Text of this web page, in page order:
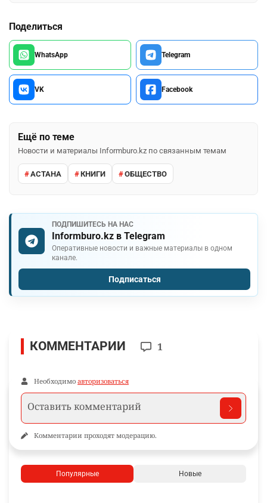
Поделиться
WhatsApp Telegram
VK Facebook
Ещё по теме
Новости и материалы Informburo.kz по связанным темам
АСТАНА КНИГИ ОБЩЕСТВО
ПОДПИШИТЕСЬ НА НАС
Informburo.kz в Telegram
Оперативные новости и важные материалы в одном
канале.
Подписаться
КОММЕНТАРИИ 1
Необходимо авторизоваться
Комментарии проходят модерацию.
Популярные Новые